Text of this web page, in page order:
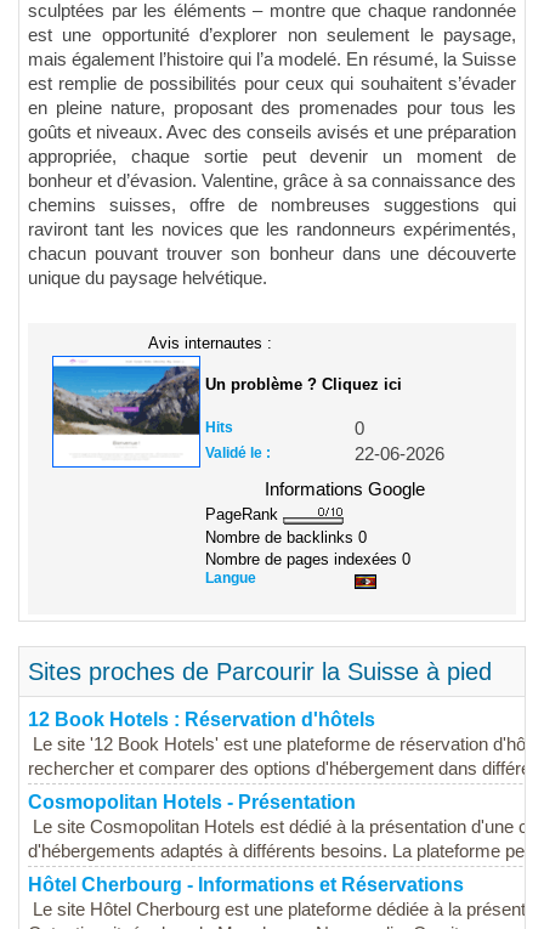
sculptées par les éléments – montre que chaque randonnée
est une opportunité d’explorer non seulement le paysage,
mais également l’histoire qui l’a modelé. En résumé, la Suisse
est remplie de possibilités pour ceux qui souhaitent s’évader
en pleine nature, proposant des promenades pour tous les
goûts et niveaux. Avec des conseils avisés et une préparation
appropriée, chaque sortie peut devenir un moment de
bonheur et d’évasion. Valentine, grâce à sa connaissance des
chemins suisses, offre de nombreuses suggestions qui
raviront tant les novices que les randonneurs expérimentés,
chacun pouvant trouver son bonheur dans une découverte
unique du paysage helvétique.
Avis internautes :
Un problème ? Cliquez ici
Hits 0
Validé le :
22-06-2026
Informations Google
PageRank
Nombre de backlinks 0
Nombre de pages indexées 0
Langue
Sites proches de Parcourir la Suisse à pied
12 Book Hotels : Réservation d'hôtels
Le site '12 Book Hotels' est une plateforme de réservation
rechercher et comparer des options d'hébergement dans
Cosmopolitan Hotels - Présentation
Le site Cosmopolitan Hotels est dédié à la présentation d'une
d'hébergements adaptés à différents besoins. La plateforme
Hôtel Cherbourg - Informations et Réservations
Le site Hôtel Cherbourg est une plateforme dédiée à la